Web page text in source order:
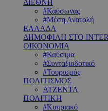
ΔΙΕΘΝΗ
#Καύσωνας
#Μέση Ανατολή
ΕΛΛΑΔΑ
ΔΗΜΟΦΙΛΗ ΣΤΟ
ΟΙΚΟΝΟΜΙΑ
#Καύσιμα
#Συνταξιοδοτικό
#Τουρισμός
ΠΟΛΙΤΙΣΜΟΣ
ΑΤΖΕΝΤΑ
ΠΟΛΙΤΙΚΗ
#Κυπριακό